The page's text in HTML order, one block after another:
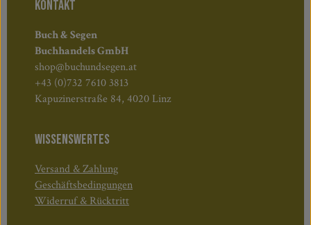
KONTAKT
Buch & Segen
Buchhandels GmbH
shop@buchundsegen.at
+43 (0)732 7610 3813
Kapuzinerstraße 84, 4020 Linz
WISSENSWERTES
Versand & Zahlung
Geschäftsbedingungen
Widerruf & Rücktritt